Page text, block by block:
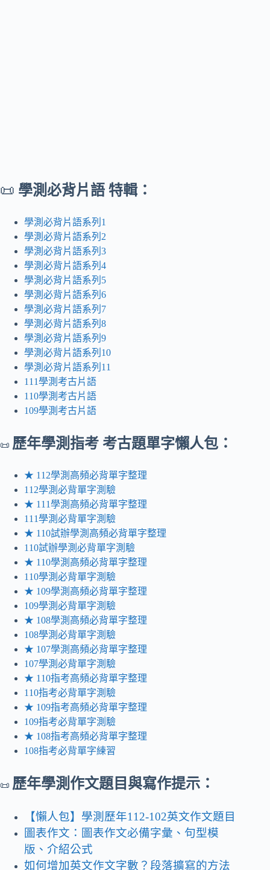
📜 學測必背片語 特輯：
學測必背片語系列1
學測必背片語系列2
學測必背片語系列3
學測必背片語系列4
學測必背片語系列5
學測必背片語系列6
學測必背片語系列7
學測必背片語系列8
學測必背片語系列9
學測必背片語系列10
學測必背片語系列11
111學測考古片語
110學測考古片語
109學測考古片語
📜 歷年學測指考 考古題單字懶人包：
★ 112學測高頻必背單字整理
112學測必背單字測驗
★ 111學測高頻必背單字整理
111學測必背單字測驗
★ 110試辦學測高頻必背單字整理
110試辦學測必背單字測驗
★ 110學測高頻必背單字整理
110學測必背單字測驗
★ 109學測高頻必背單字整理
109學測必背單字測驗
★ 108學測高頻必背單字整理
108學測必背單字測驗
★ 107學測高頻必背單字整理
107學測必背單字測驗
★ 110指考高頻必背單字整理
110指考必背單字測驗
★ 109指考高頻必背單字整理
109指考必背單字測驗
★ 108指考高頻必背單字整理
108指考必背單字練習
📜 歷年學測作文題目與寫作提示：
【懶人包】學測歷年112-102英文作文題目
圖表作文：圖表作文必備字彙、句型模
版、介紹公式
如何增加英文作文字數？段落擴寫的方法